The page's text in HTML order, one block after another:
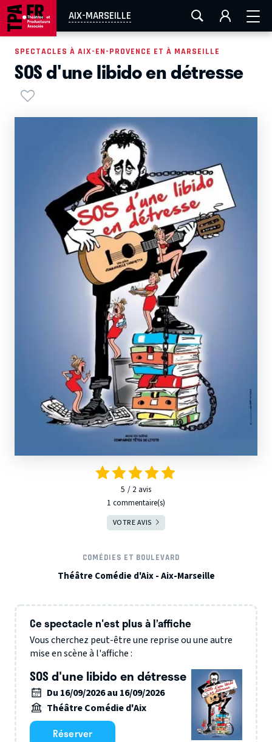
AIX-MARSEILLE
AIX-MARSEILLE AURAY LA ROCHELLE
EN TOURNÉE
5 2 avis
1 commentaire(s)
VOTRE AVIS
SPECTACLES À AIX-EN-PROVENCE ET À MARSEILLE
SOS d'une libido en détresse
COMÉDIES ET BOULEVARD
Théâtre Comédie d'Aix - Aix-Marseille
Ce spectacle n'est plus à l’affiche
Vous cherchez peut-être une reprise ou une autre
mise en scène à l'affiche :
SOS d'une libido en détresse
Du 16/09/2026 au 16/09/2026
Théâtre Comédie d'Aix
Réserver